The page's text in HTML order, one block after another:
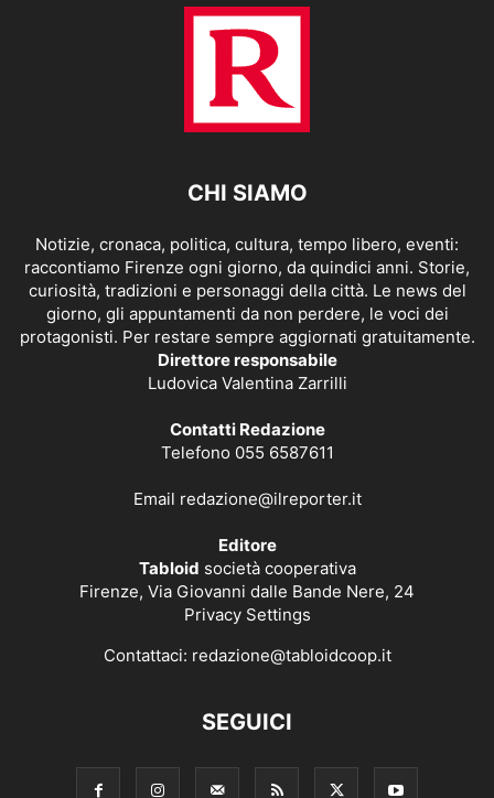
CHI SIAMO
Notizie, cronaca, politica, cultura, tempo libero, eventi:
raccontiamo Firenze ogni giorno, da quindici anni. Storie,
curiosità, tradizioni e personaggi della città. Le news del
giorno, gli appuntamenti da non perdere, le voci dei
protagonisti. Per restare sempre aggiornati gratuitamente.
Direttore responsabile
Ludovica Valentina Zarrilli
Contatti Redazione
Telefono 055 6587611
Email redazione@ilreporter.it
Editore
Tabloid società cooperativa
Firenze, Via Giovanni dalle Bande Nere, 24
Privacy Settings
Contattaci: redazione@tabloidcoop.it
SEGUICI